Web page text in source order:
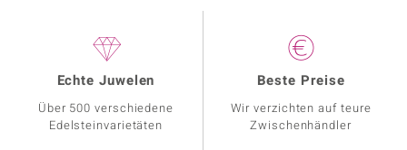
Echte Juwelen
Über 500 verschiedene
Edelsteinvarietäten
Beste Preise
Wir verzichten auf teure
Zwischenhändler